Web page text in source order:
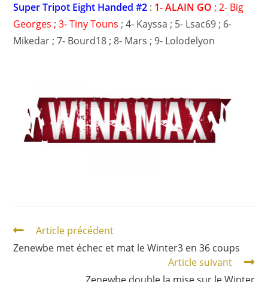
Super Tripot Eight Handed #2 : 1- ALAIN GO ; 2- Big
Georges ; 3- Tiny Touns ; 4- Kayssa ; 5- Lsac69 ; 6-
Mikedar ; 7- Bourd18 ; 8- Mars ; 9- Lolodelyon
Article précédent
Zenewbe met échec et mat le Winter3 en 36 coups
Article suivant
Zenewbe double la mise sur le Winter